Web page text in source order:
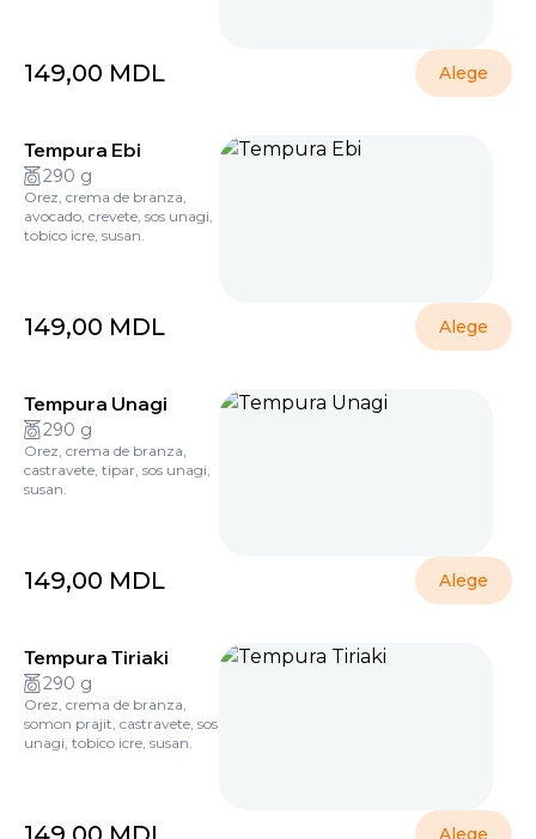
149,00 MDL Alege
Tempura Ebi
290 g
Orez, crema de branza,
avocado, crevete, sos unagi,
tobico icre, susan.
149,00 MDL Alege
Tempura Unagi
290 g
Orez, crema de branza,
castravete, tipar, sos unagi,
susan.
149,00 MDL Alege
Tempura Tiriaki
290 g
Orez, crema de branza,
somon prajit, castravete, sos
unagi, tobico icre, susan.
Alege